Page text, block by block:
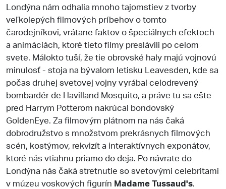
Londýna nám odhalia mnoho tajomstiev z tvorby
veľkolepých filmových príbehov o tomto
čarodejníkovi, vrátane faktov o špeciálnych efektoch
a animáciách, ktoré tieto filmy preslávili po celom
svete. Málokto tuší, že tie obrovské haly majú vojnovú
minulosť - stoja na bývalom letisku Leavesden, kde sa
počas druhej svetovej vojny vyrábal celodrevený
bombardér de Havilland Mosquito, a práve tu sa ešte
pred Harrym Potterom nakrúcal bondovský
GoldenEye. Za filmovým plátnom na nás čaká
dobrodružstvo s množstvom prekrásnych filmových
scén, kostýmov, rekvizít a interaktívnych exponátov,
ktoré nás vtiahnu priamo do deja. Po návrate do
Londýna nás čaká stretnutie so svetovými celebritami
v múzeu voskových figurín Madame Tussaud's.